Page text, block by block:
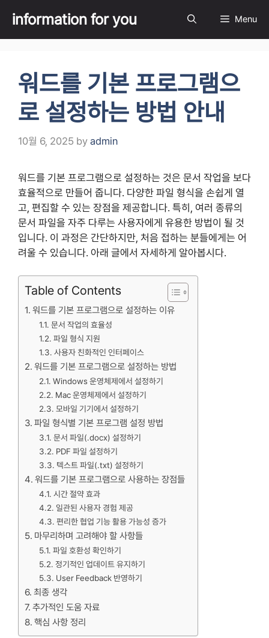
content
information for you Menu
워드를 기본 프로그램으
로 설정하는 방법 안내
10월 6, 2025 by admin
워드를 기본 프로그램으로 설정하는 것은 문서 작업을 보다
효율적으로 만들어 줍니다. 다양한 파일 형식을 손쉽게 열
고, 편집할 수 있는 장점을 제공합니다. 특히, 여러 종류의
문서 파일을 자주 다루는 사용자에게 유용한 방법이 될 것
입니다. 이 과정은 간단하지만, 처음 접하는 분들에게는 어
려울 수 있습니다. 아래 글에서 자세하게 알아봅시다.
Table of Contents
워드를 기본 프로그램으로 설정하는 이유
문서 작업의 효율성
파일 형식 지원
사용자 친화적인 인터페이스
워드를 기본 프로그램으로 설정하는 방법
Windows 운영체제에서 설정하기
Mac 운영체제에서 설정하기
모바일 기기에서 설정하기
파일 형식별 기본 프로그램 설정 방법
문서 파일(.docx) 설정하기
PDF 파일 설정하기
텍스트 파일(.txt) 설정하기
워드를 기본 프로그램으로 사용하는 장점들
시간 절약 효과
일관된 사용자 경험 제공
편리한 협업 기능 활용 가능성 증가
마무리하며 고려해야 할 사항들
파일 호환성 확인하기
정기적인 업데이트 유지하기
User Feedback 반영하기
최종 생각
추가적인 도움 자료
핵심 사항 정리